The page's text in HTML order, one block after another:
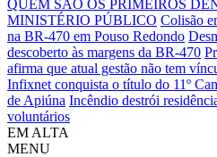
QUEM SÃO OS PRIMEIROS
MINISTÉRIO PÚBLICO Colisão
na BR-470 em Pouso Redondo
descoberto às margens da BR-470
afirma que atual gestão não tem
Infixnet conquista o título do 11º
de Apiúna Incêndio destrói
voluntários
EM ALTA
MENU